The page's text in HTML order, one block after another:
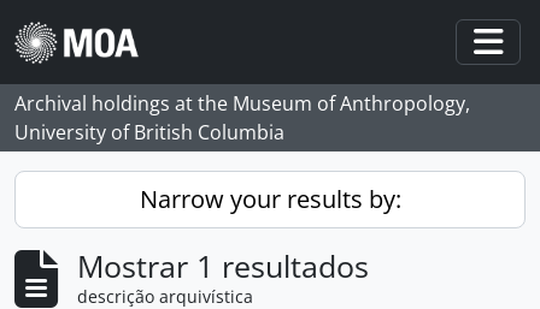
Skip to main content
Archival holdings at the Museum of Anthropology,
University of British Columbia
Narrow your results by:
Mostrar 1 resultados
descrição arquivística